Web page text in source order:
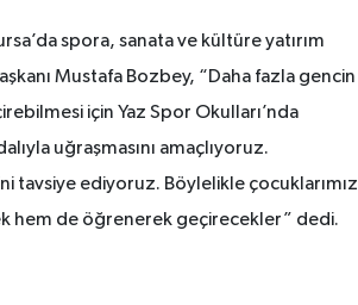
spora, sanata ve kültüre yatırım
Mustafa Bozbey, “Daha fazla gencin
için Yaz Spor Okulları’nda
uğraşmasını amaçlıyoruz.
tavsiye ediyoruz. Böylelikle çocuklarımız
hem de öğrenerek geçirecekler” dedi.